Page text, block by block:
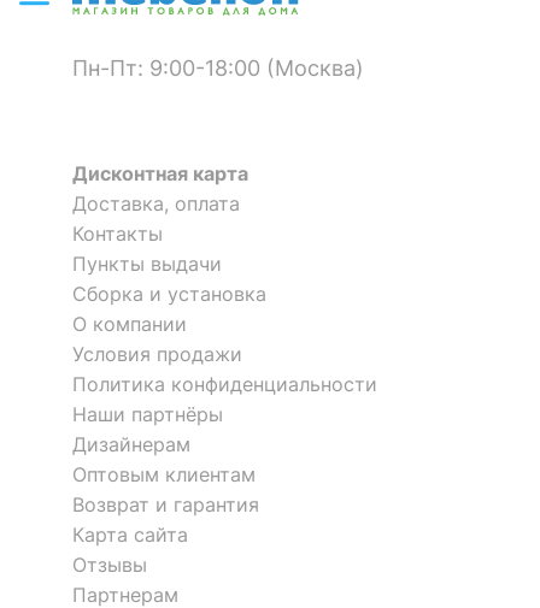
Пн-Пт: 9:00-18:00 (Москва)
Дисконтная карта
Доставка, оплата
Контакты
Пункты выдачи
Сборка и установка
О компании
Условия продажи
Политика конфиденциальности
Наши партнёры
Дизайнерам
Оптовым клиентам
Возврат и гарантия
Карта сайта
Отзывы
Партнерам